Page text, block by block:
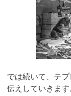
では続いて、テ
伝えしていきます